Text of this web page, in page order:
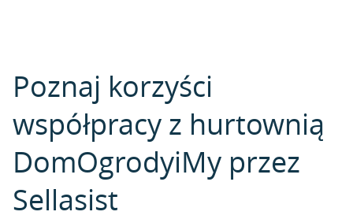
Poznaj korzyści
współpracy z hurtownią
DomOgrodyiMy przez
Sellasist